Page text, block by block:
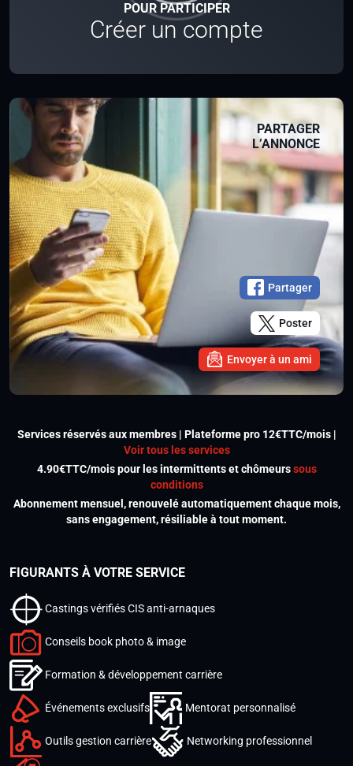
POUR PARTICIPER
Créer un compte
PARTAGER
L’ANNONCE
Partager
Poster
Envoyer à un ami
Services réservés aux membres | Plateforme pro 12€TTC/mois |
Voir tous les services
4.90€TTC/mois pour les intermittents et chômeurssous
conditions
Abonnement mensuel, renouvelé automatiquement chaque mois,
sans engagement, résiliable à tout moment.
FIGURANTS À VOTRE SERVICE
Castings vérifiés CIS anti-arnaques
Conseils book photo & image
Formation & développement carrière
Événements exclusifs Mentorat personnalisé
Outils gestion carrière Networking professionnel